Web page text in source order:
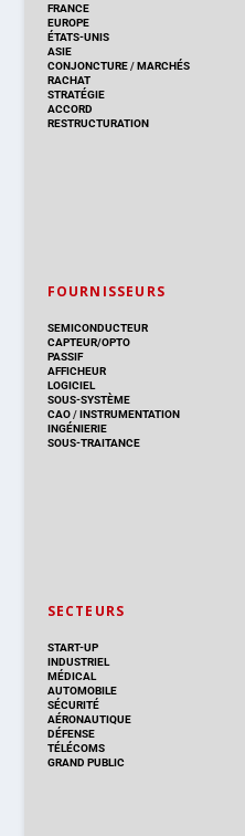
FRANCE
EUROPE
ÉTATS-UNIS
ASIE
CONJONCTURE/MARCHÉS
RACHAT
STRATÉGIE
ACCORD
RESTRUCTURATION
FOURNISSEURS
SEMICONDUCTEUR
CAPTEUR/OPTO
PASSIF
AFFICHEUR
LOGICIEL
SOUS-SYSTÈME
CAO/INSTRUMENTATION
INGÉNIERIE
SOUS-TRAITANCE
SECTEURS
START-UP
INDUSTRIEL
MÉDICAL
AUTOMOBILE
SÉCURITÉ
AÉRONAUTIQUE
DÉFENSE
TÉLÉCOMS
GRAND PUBLIC